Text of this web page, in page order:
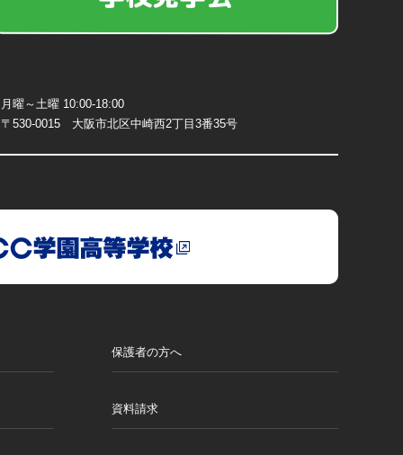
月曜～土曜 10:00-18:00
〒530-0015 大阪市北区中崎西2丁目3番35号
保護者の方へ
資料請求